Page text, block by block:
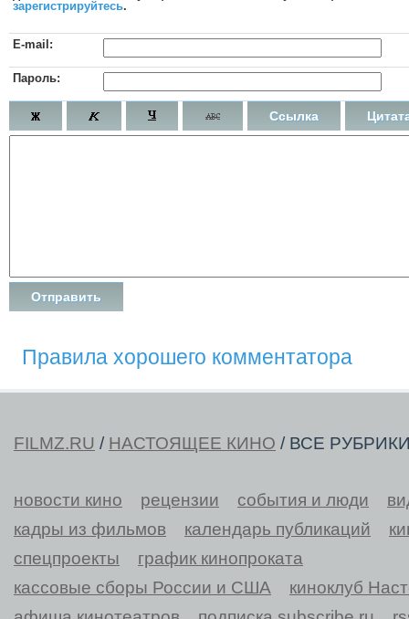
зарегистрируйтесь.
E-mail:
Пароль:
Ссылка
Правила хорошего комментатора
FILMZ.RU / НАСТОЯЩЕЕ КИНО / ВСЕ
новости кино рецензии события и люди
кадры из фильмов
календарь публикаций
спецпроекты
график кинопроката
кассовые сборы России и США
киноклуб